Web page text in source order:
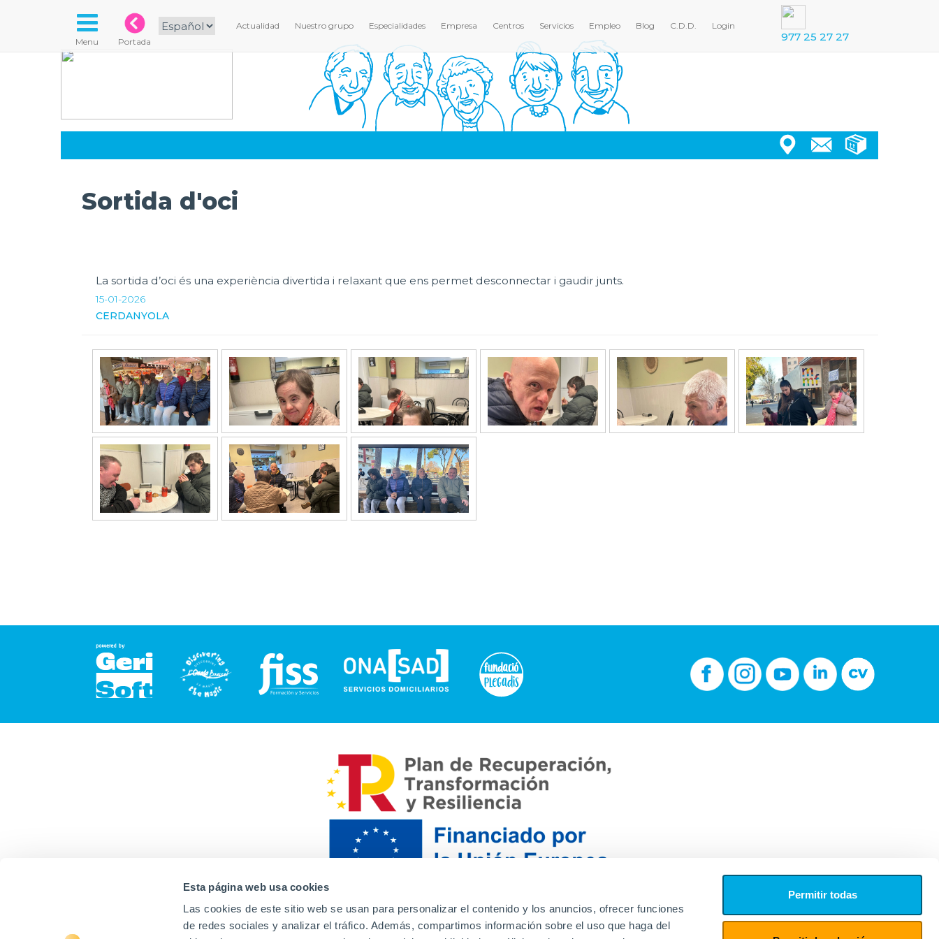
Esta página web usa cookies
Las cookies de este sitio web se usan para personalizar el contenido y los anuncios, ofrecer funciones
de redes sociales y analizar el tráfico. Además, compartimos información sobre el uso que haga del
Permitir todas
Actualidad Nuestro grupo Especialidades Empresa Centros Servicios Empleo Blog C.D.D. Login
977 25 27 27
Menu Portada
Sortida d'oci
La sortida d’oci és una experiència divertida i relaxant que ens permet desconnectar i gaudir junts.
15-01-2026
CERDANYOLA